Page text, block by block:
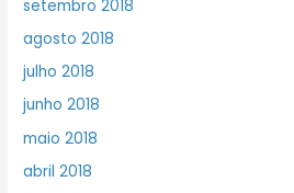
setembro 2018
agosto 2018
julho 2018
junho 2018
maio 2018
abril 2018